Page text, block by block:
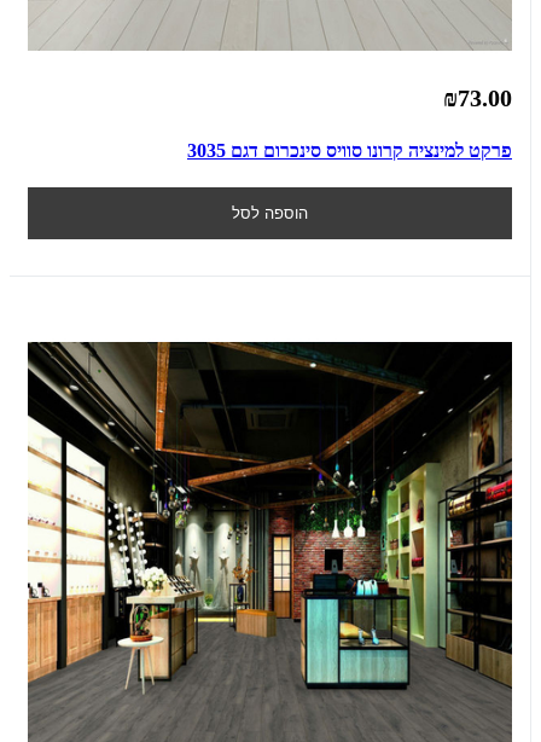
₪73.00
פרקט למינציה קרונו סוויס סינכרום דגם 3035
הוספה לסל